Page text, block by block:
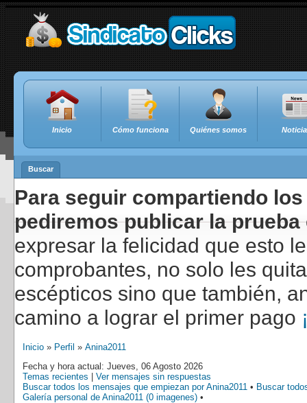
Inicio Cómo funciona Quiénes somos
Buscar
Para seguir compartiendo
pediremos publicar la
expresar la felicidad que esto
comprobantes, no solo les
escépticos sino que también,
camino a lograr el primer pago
Inicio » Perfil » Anina2011
Fecha y hora actual: Jueves, 06 Agosto 2026
Temas recientes
Ver mensajes sin respuestas
Buscar todos los mensajes que empiezan por Anina2011 • Buscar
Galería personal de Anina2011 (0 imagenes) •